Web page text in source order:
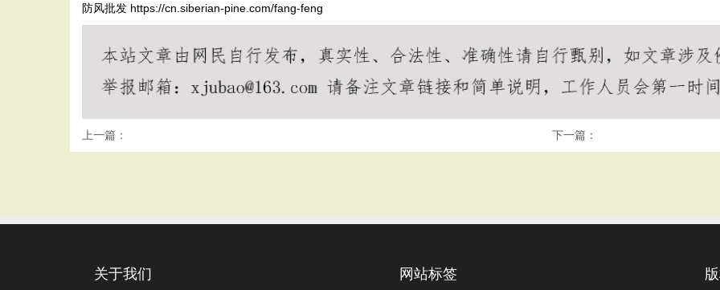
防风批发 https://cn.siberian-pine.com/fang-feng
上一篇： 下一篇：
关于我们 网站标签